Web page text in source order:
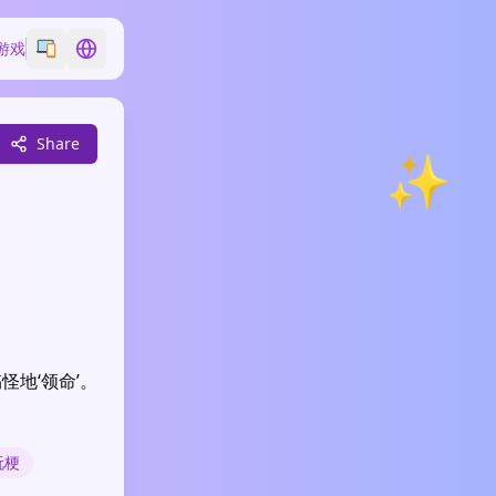
戏 Switch emoji style
Switch language
✨
Share
‘领命’。
梗